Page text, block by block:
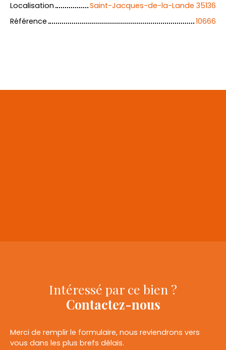
Localisation
Saint-Jacques-de-la-Lande 35136
Référence
10666
Intéressé par ce bien ?
Contactez-nous
Merci de remplir le formulaire, nous reviendrons vers
vous dans les plus brefs délais.